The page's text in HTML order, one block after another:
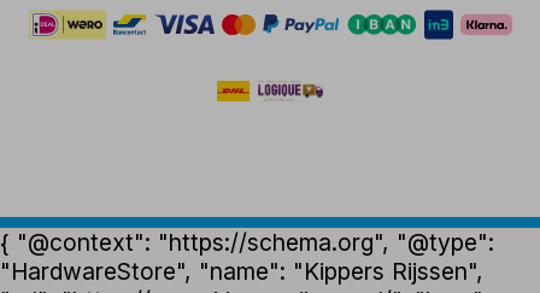
{ "@context": "https://schema.org", "@type":
"HardwareStore", "name": "Kippers Rijssen",